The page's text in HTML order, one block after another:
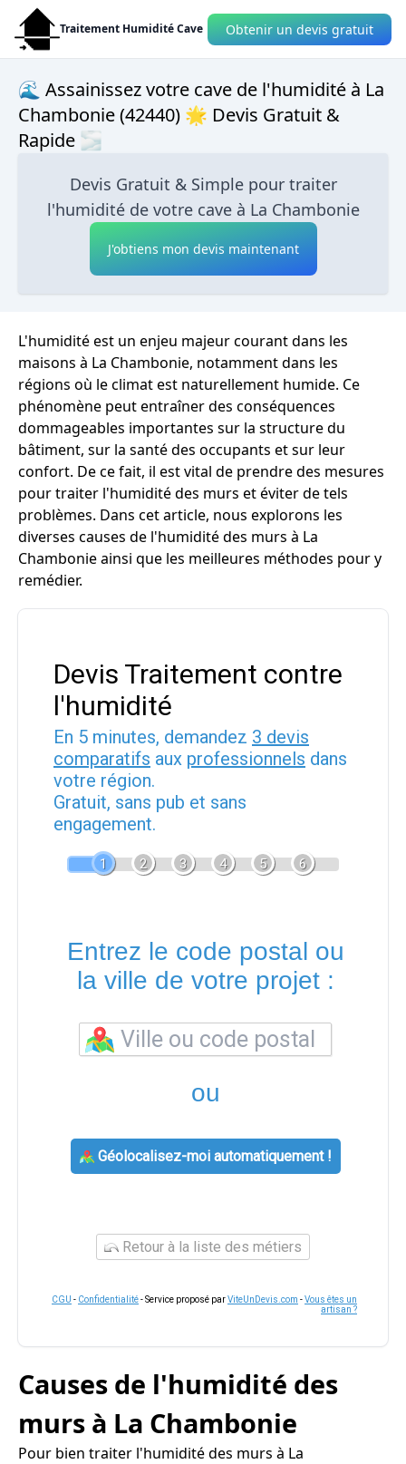
Traitement Humidité Cave Obtenir un devis gratuit
🌊 Assainissez votre cave de l'humidité à La
Chambonie (42440) 🌟 Devis Gratuit &
Rapide 🌫
Devis Gratuit & Simple pour traiter
l'humidité de votre cave à La Chambonie
J'obtiens mon devis maintenant
L'humidité est un enjeu majeur courant dans les
maisons à La Chambonie, notamment dans les
régions où le climat est naturellement humide. Ce
phénomène peut entraîner des conséquences
dommageables importantes sur la structure du
bâtiment, sur la santé des occupants et sur leur
confort. De ce fait, il est vital de prendre des mesures
pour traiter l'humidité des murs et éviter de tels
problèmes. Dans cet article, nous explorons les
diverses causes de l'humidité des murs à La
Chambonie ainsi que les meilleures méthodes pour y
remédier.
Devis Traitement contre
l'humidité
En 5 minutes, demandez 3 devis
comparatifs aux professionnels dans
votre région.
Gratuit, sans pub et sans
engagement.
1 2 3 4 5 6
Entrez le code postal ou
la ville de votre projet :
ou
Géolocalisez-moi automatiquement !
Retour à la liste des métiers
CGU - Confidentialité- Service proposé parViteUnDevis.com -Vous êtes un
artisan ?
Causes de l'humidité des
murs à La Chambonie
Pour bien traiter l'humidité des murs à La